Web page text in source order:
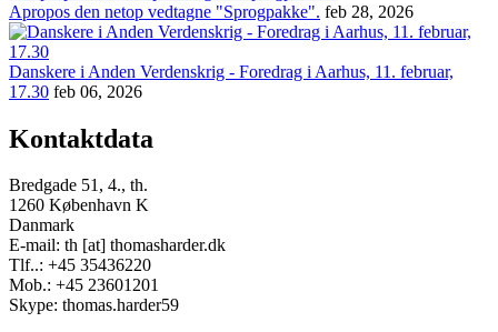
Apropos den netop vedtagne "Sprogpakke". feb 28, 2026
Danskere i Anden Verdenskrig - Foredrag i Aarhus, 11. februar,
17.30 feb 06, 2026
Kontaktdata
Bredgade 51, 4., th.
1260 København K
Danmark
E-mail: th [at] thomasharder.dk
Tlf..: +45 35436220
Mob.: +45 23601201
Skype: thomas.harder59